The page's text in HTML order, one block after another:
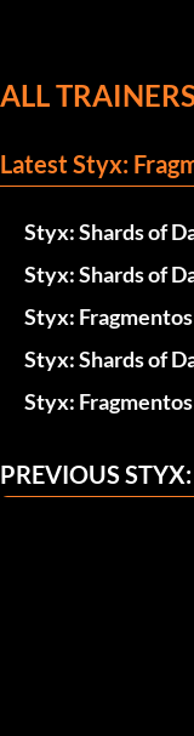
ALL
Latest Styx:
Styx: Shards of
Styx: Shards of
Styx:
Styx: Shards of
Styx:
PREVIOUS